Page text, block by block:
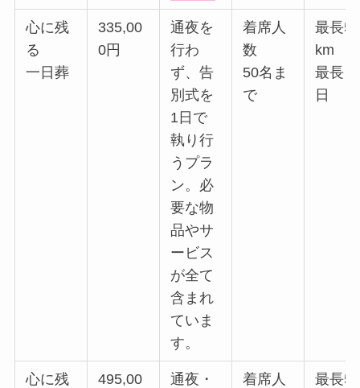
心に残
る
一日葬
335,00
0円
通夜を
行わ
ず、告
別式を
1日で
執り行
うプラ
ン。必
要な物
品やサ
ービス
が全て
含まれ
ていま
す。
着席人
数
50名ま
で
最長50
km
最長３
日
心に残
495,00
通夜・
着席人
最長50